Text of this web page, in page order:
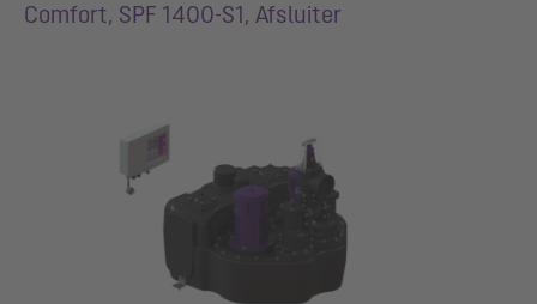
Comfort, SPF 1400-S1, Afsluiter